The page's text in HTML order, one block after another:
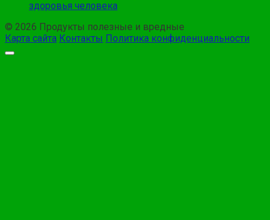
здоровья человека
© 2026 Продукты полезные и вредные
Карта сайта Контакты Политика конфиденциальности